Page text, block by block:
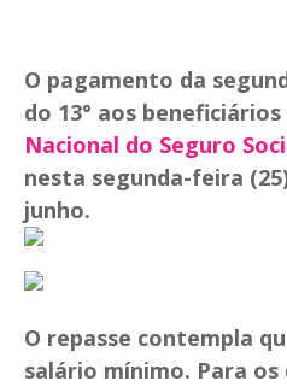
O pagamento da
do 13° aos beneficiários
Nacional do Seguro
nesta segunda-feira
junho.
O repasse contempla
salário mínimo. Para os